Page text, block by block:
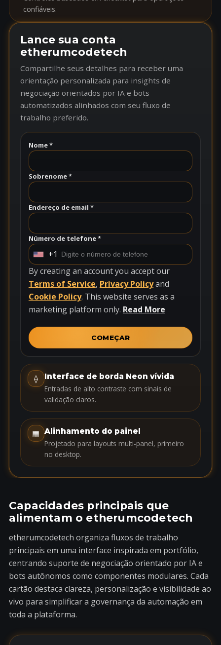
confiáveis.
Lance sua conta
etherumcodetech
Compartilhe seus detalhes para receber uma
orientação personalizada para insights de
negociação orientados por IA e bots
automatizados alinhados com seu fluxo de
trabalho preferido.
Nome *
Sobrenome *
Endereço de email *
Número de telefone *
U
n
i
t
e
t
t
e
+
1
+1
By creating an account you accept our
Terms of Service, Privacy Policyand
Cookie Policy. This website serves as a
marketing platform only. Read More
COMEÇAR
⟠
Interface de borda Neon vívida
Entradas de alto contraste com sinais de
validação claros.
▦ Alinhamento do painel
Projetado para layouts multi-panel, primeiro
no desktop.
Capacidades principais que
alimentam o etherumcodetech
etherumcodetech organiza fluxos de trabalho
principais em uma interface inspirada em portfólio,
centrando suporte de negociação orientado por IA e
bots autônomos como componentes modulares. Cada
cartão destaca clareza, personalização e visibilidade ao
vivo para simplificar a governança da automação em
toda a plataforma.